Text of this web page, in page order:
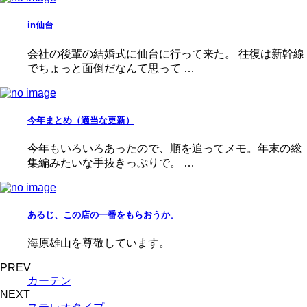
in仙台
会社の後輩の結婚式に仙台に行って来た。 往復は新幹線
でちょっと面倒だなんて思って …
今年まとめ（適当な更新）
今年もいろいろあったので、順を追ってメモ。年末の総
集編みたいな手抜きっぷりで。 …
あるじ、この店の一番をもらおうか。
海原雄山を尊敬しています。
PREV
カーテン
NEXT